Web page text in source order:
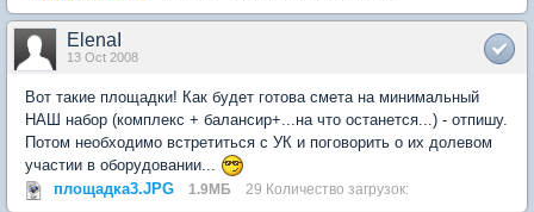
ElenaI
13 Oct 2008
Вот такие площадки! Как будет готова смета на минимальный
НАШ набор (комплекс + балансир+...на что останется...) - отпишу.
Потом необходимо встретиться с УК и поговорить о их долевом
участии в оборудовании...
площадка3.JPG
1.9МБ 29 Количество загрузок: